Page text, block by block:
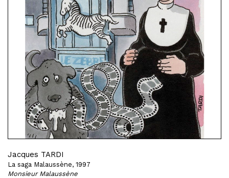
Jacques TARDI
La saga Malaussène, 1997
Monsieur Malaussène